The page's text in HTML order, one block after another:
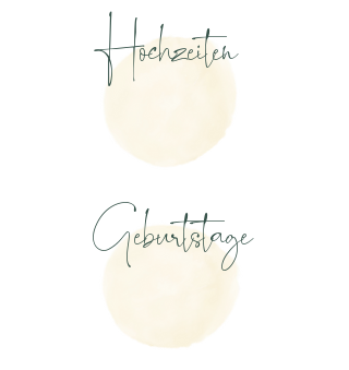
Hochzeiten
Geburtstage